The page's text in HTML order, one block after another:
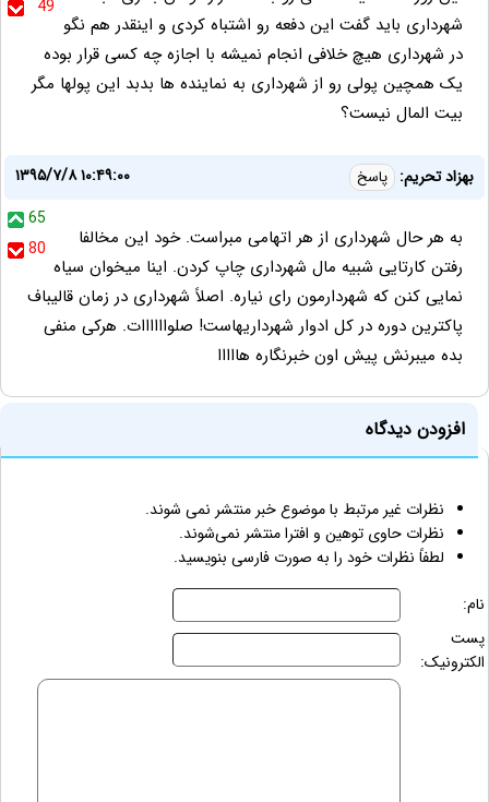
49
شهرداری باید گفت این دفعه رو اشتباه کردی و اینقدر هم نگو
در شهرداری هیچ خلافی انجام نمیشه با اجازه چه کسی قرار بوده
یک همچین پولی رو از شهرداری به نماینده ها بدبد این پولها مگر
بیت المال نیست؟
بهزاد تحریم: پاسخ
۱۳۹۵/۷/۸ ۱۰:۴۹:۰۰
65
80
به هر حال شهرداری از هر اتهامی مبراست. خود این مخالفا
رفتن کارتایی شبیه مال شهرداری چاپ کردن. اینا میخوان سیاه
نمایی کنن که شهردارمون رای نیاره. اصلاً شهرداری در زمان قالیباف
پاکترین دوره در کل ادوار شهرداریهاست! صلواااااات. هرکی منفی
بده میبرنش پیش اون خبرنگاره هااااا
افزودن دیدگاه
نظرات غیر مرتبط با موضوع خبر منتشر نمی شوند.
نظرات حاوی توهین و افترا منتشر نمی‌شوند.
لطفاً نظرات خود را به صورت فارسی بنویسید.
نام:
پست
الکترونیک: